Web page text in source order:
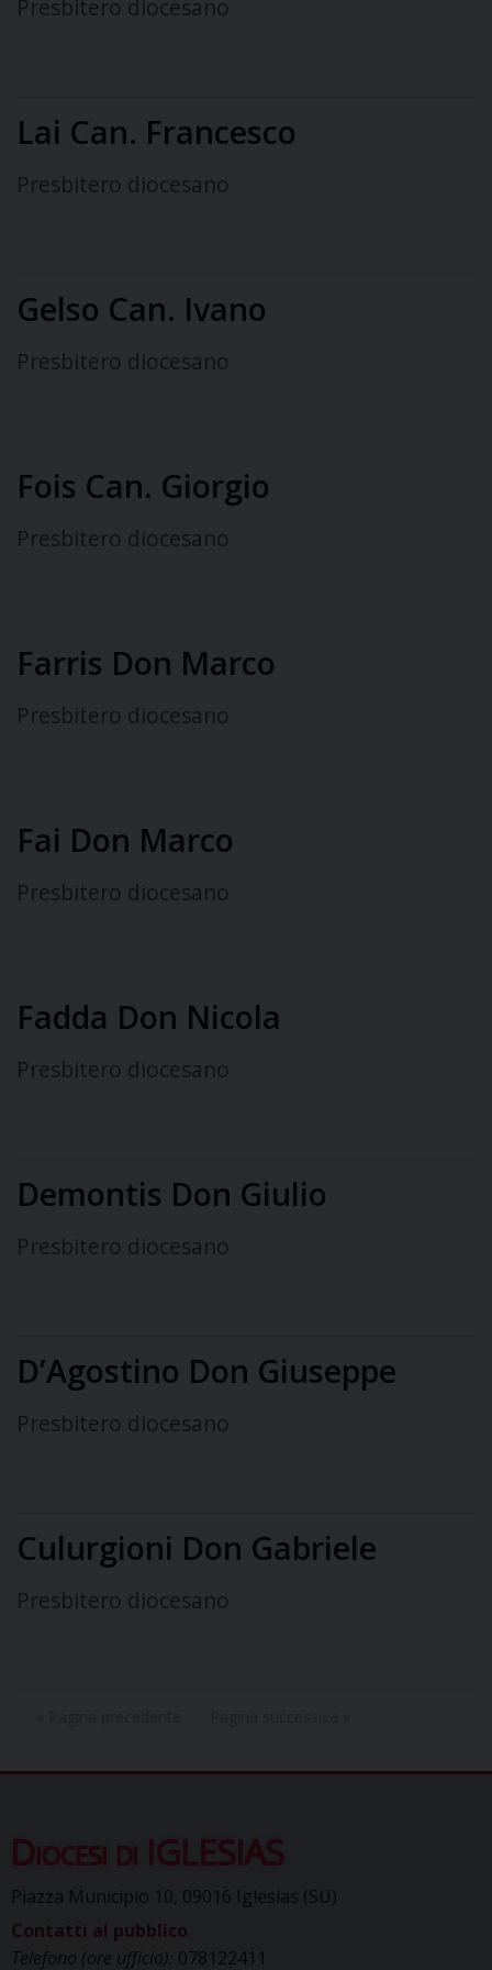
Presbitero diocesano
Lai Can. Francesco
Presbitero diocesano
Gelso Can. Ivano
Presbitero diocesano
Fois Can. Giorgio
Presbitero diocesano
Farris Don Marco
Presbitero diocesano
Fai Don Marco
Presbitero diocesano
Fadda Don Nicola
Presbitero diocesano
Demontis Don Giulio
Presbitero diocesano
D’Agostino Don Giuseppe
Presbitero diocesano
Culurgioni Don Gabriele
Presbitero diocesano
Diocesi di IGLESIAS
Piazza Municipio 10, 09016 Iglesias (SU)
Contatti al pubblico
Telefono (ore ufficio): 078122411